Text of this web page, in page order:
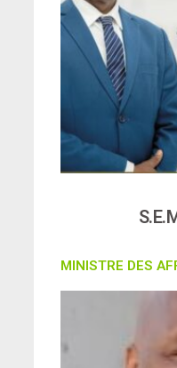
MINISTRE DES